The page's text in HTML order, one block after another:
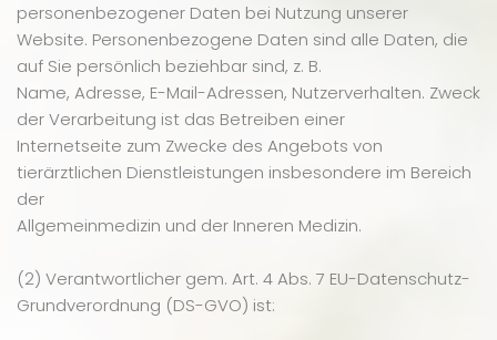
personenbezogener Daten bei Nutzung unserer
Website. Personenbezogene Daten sind alle Daten, die
auf Sie persönlich beziehbar sind, z. B.
Name, Adresse, E-Mail-Adressen, Nutzerverhalten. Zweck
der Verarbeitung ist das Betreiben einer
Internetseite zum Zwecke des Angebots von
tierärztlichen Dienstleistungen insbesondere im Bereich
der
Allgemeinmedizin und der Inneren Medizin.
(2) Verantwortlicher gem. Art. 4 Abs. 7 EU-Datenschutz-
Grundverordnung (DS-GVO) ist: